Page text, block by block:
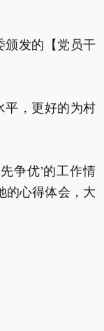
发的【党员干
，更好的为村
争优’的工作情
的心得体会，大